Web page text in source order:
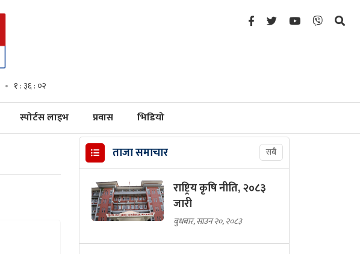
१ : ३६ : ०४
स्पोर्टस लाइभ प्रवास भिडियो
ताजा समाचार सबै
राष्ट्रिय कृषि नीति, २०८३
जारी
बुधबार, साउन २०, २०८३